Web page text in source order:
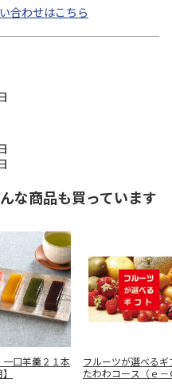
合わせはこちら
な商品も買っています
口羊羹２１本
フルーツが選べる
たわわコース（ｅ－